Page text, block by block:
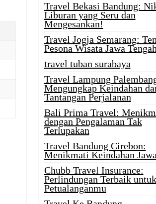
Travel Bekasi Bandung:
Liburan yang Seru dan
Mengesankan!
Travel Jogja Semarang:
Pesona Wisata Jawa
travel tuban surabaya
Travel Lampung
Mengungkap Keindahan
Tantangan Perjalanan
Bali Prima Travel:
dengan Pengalaman Tak
Terlupakan
Travel Bandung Cirebon:
Menikmati Keindahan
Chubb Travel Insurance:
Perlindungan Terbaik untuk
Petualanganmu